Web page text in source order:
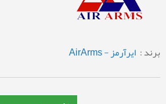
برند : ایرآرمز - AirArms